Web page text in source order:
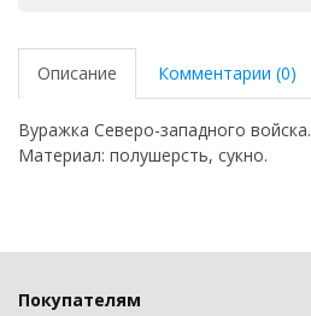
Описание Комментарии (0)
Вуражка Северо-западного войска.
Материал: полушерсть, сукно.
Покупателям